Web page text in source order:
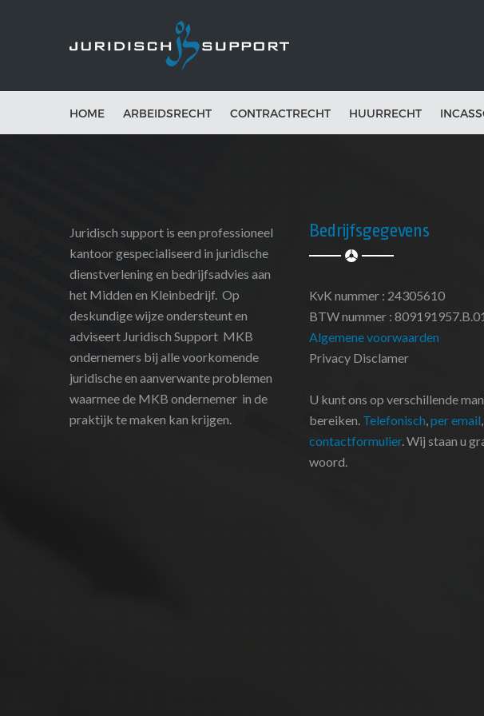
HOME ARBEIDSRECHT CONTRACTRECHT HUURRECHT
Juridisch support is een professioneel
kantoor gespecialiseerd in juridische
dienstverlening en bedrijfsadvies aan
het Midden en Kleinbedrijf. Op
deskundige wijze ondersteunt en
adviseert Juridisch Support MKB
ondernemers bij alle voorkomende
juridische en aanverwante problemen
waarmee de MKB ondernemer in de
praktijk te maken kan krijgen.
Bedrijfsgegevens
KvK nummer : 24305610
BTW nummer : 809191957.B.01
Algemene voorwaarden
Privacy Disclamer
U kunt ons op verschillende
bereiken. Telefonisch,per email
contactformulier. Wij staan u
woord.